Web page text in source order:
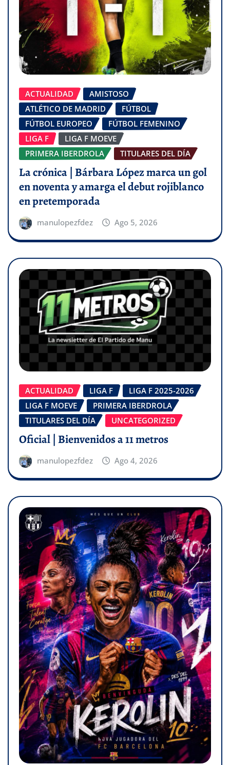
ACTUALIDAD
AMISTOSO
ATLÉTICO DE MADRID
FÚTBOL
FÚTBOL EUROPEO
FÚTBOL FEMENINO
LIGA F
LIGA F MOEVE
PRIMERA IBERDROLA
TITULARES DEL DÍA
La crónica | Bárbara López marca un gol
en noventa y amarga el debut rojiblanco
en pretemporada
manulopezfdez Ago 5, 2026
ACTUALIDAD LIGA F
LIGA F 2025-2026
LIGA F MOEVE
PRIMERA IBERDROLA
TITULARES DEL DÍA
UNCATEGORIZED
Oficial | Bienvenidos a 11 metros
manulopezfdez Ago 4, 2026